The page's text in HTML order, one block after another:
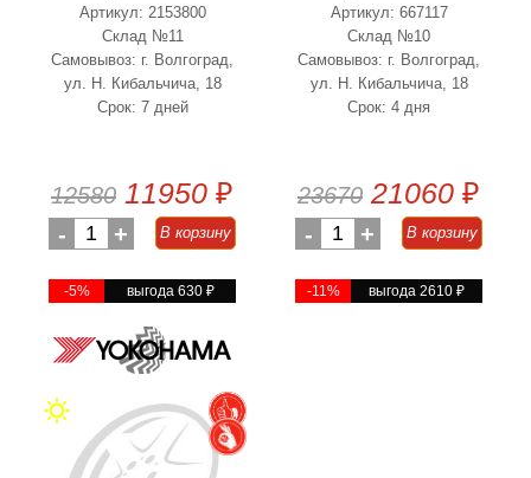
Артикул: 2153800
Склад №11
Самовывоз: г. Волгоград,
ул. Н. Кибальчича, 18
Срок: 7 дней
12580 11950 ₽
- 1 + В корзину
-5% выгода 630 ₽
Артикул: 667117
Склад №10
Самовывоз: г. Волгоград,
ул. Н. Кибальчича, 18
Срок: 4 дня
23670 21060 ₽
- 1 + В корзину
-11% выгода 2610₽